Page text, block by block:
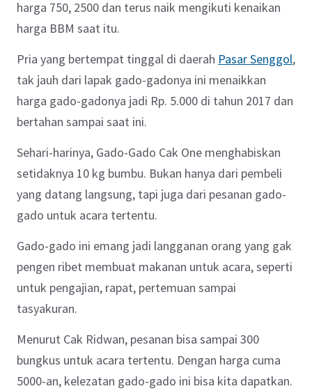
harga 750, 2500 dan terus naik mengikuti kenaikan
harga BBM saat itu.
Pria yang bertempat tinggal di daerah Pasar Senggol,
tak jauh dari lapak gado-gadonya ini menaikkan
harga gado-gadonya jadi Rp. 5.000 di tahun 2017 dan
bertahan sampai saat ini.
Sehari-harinya, Gado-Gado Cak One menghabiskan
setidaknya 10 kg bumbu. Bukan hanya dari pembeli
yang datang langsung, tapi juga dari pesanan gado-
gado untuk acara tertentu.
Gado-gado ini emang jadi langganan orang yang gak
pengen ribet membuat makanan untuk acara, seperti
untuk pengajian, rapat, pertemuan sampai
tasyakuran.
Menurut Cak Ridwan, pesanan bisa sampai 300
bungkus untuk acara tertentu. Dengan harga cuma
5000-an, kelezatan gado-gado ini bisa kita dapatkan.